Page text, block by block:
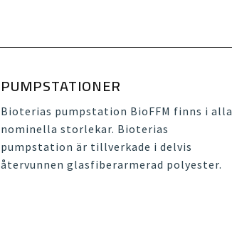
PUMPSTATIONER
Bioterias pumpstation BioFFM finns i alla
nominella storlekar. Bioterias
pumpstation är tillverkade i delvis
återvunnen glasfiberarmerad polyester.